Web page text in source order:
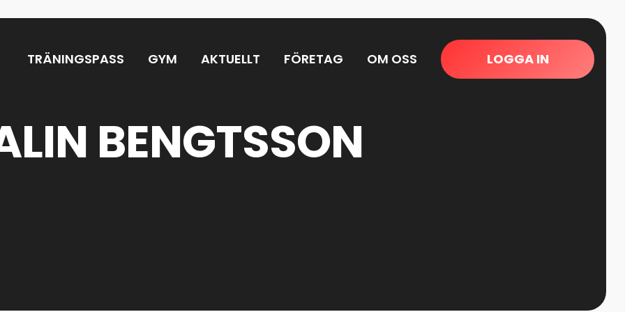
LOGGA IN
TRÄNINGSPASS GYM AKTUELLT FÖRETAG OM OSS
BENGTSSON